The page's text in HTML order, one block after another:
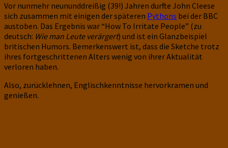
Vor nunmehr neununddreißig (39!) Jahren durfte John Cleese
sich zusammen mit einigen der späteren Pythons bei der BBC
austoben. Das Ergebnis war “How To Irritate People” (zu
deutsch: Wie man Leute verärgert) und ist ein Glanzbeispiel
britischen Humors. Bemerkenswert ist, dass die Sketche trotz
ihres fortgeschrittenen Alters wenig von ihrer Aktualität
verloren haben.
Also, zurücklehnen, Englischkenntnisse hervorkramen und
genießen.